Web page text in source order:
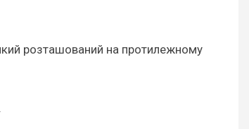
розташований на протилежному